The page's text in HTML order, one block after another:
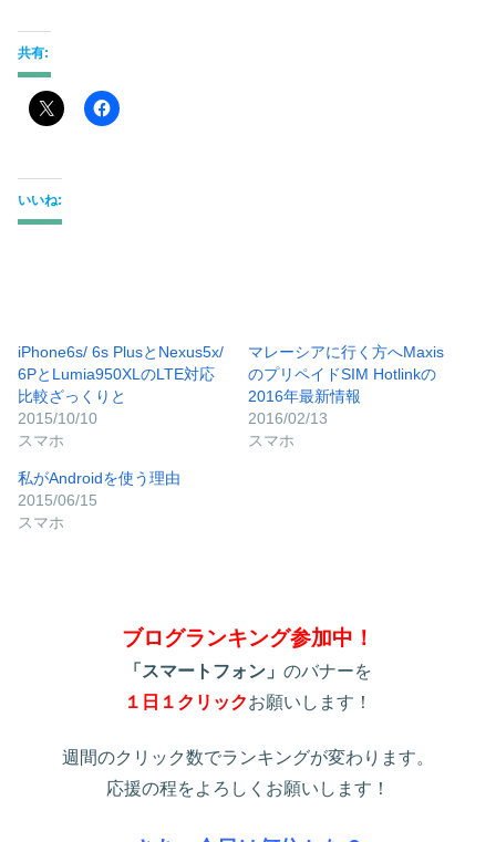
共有:
いいね:
iPhone6s/ 6s PlusとNexus5x/
6PとLumia950XLのLTE対応
比較ざっくりと
2015/10/10
スマホ
マレーシアに行く方へMaxis
のプリペイドSIM Hotlinkの
2016年最新情報
2016/02/13
スマホ
私がAndroidを使う理由
2015/06/15
スマホ
ブログランキング参加中！
「スマートフォン」 のバナーを
１日１クリックお願いします！
週間のクリック数でランキングが変わります。
応援の程をよろしくお願いします！